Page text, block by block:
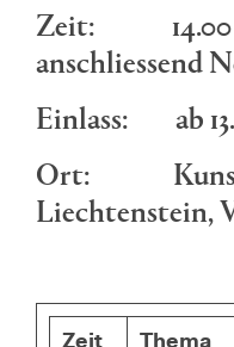
Zeit: 14.00 –
anschliessend
Einlass: ab
Ort:
Liechtenstein,